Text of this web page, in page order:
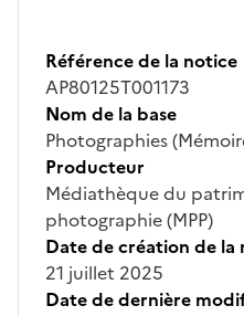
Référence de la notice
AP80125T001173
Nom de la base
Photographies
Producteur
Médiathèque du
photographie (MPP)
Date de création de la
21 juillet 2025
Date de dernière